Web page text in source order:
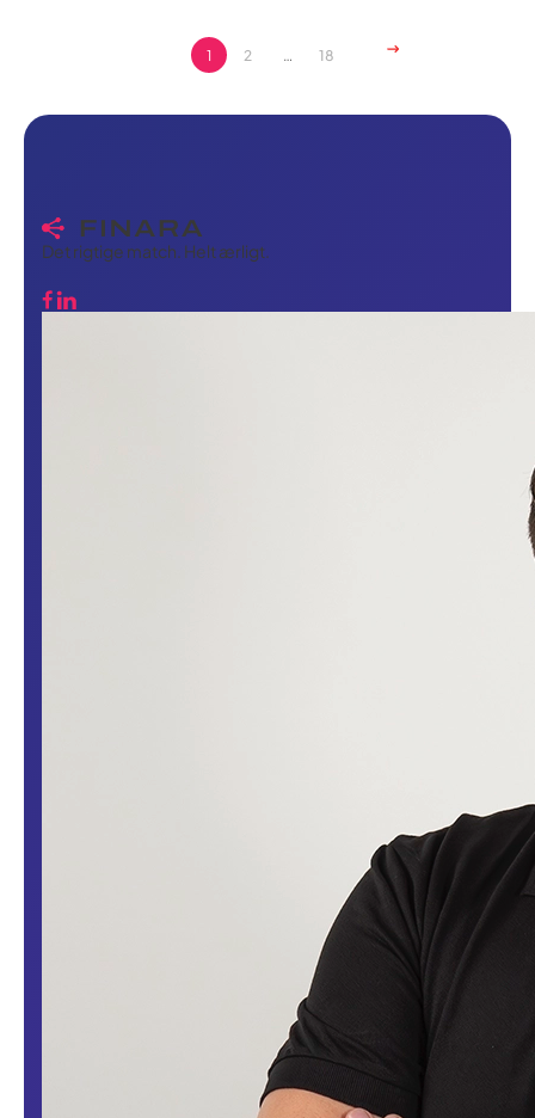
1 2 … 18
Det rigtige match. Helt ærligt.